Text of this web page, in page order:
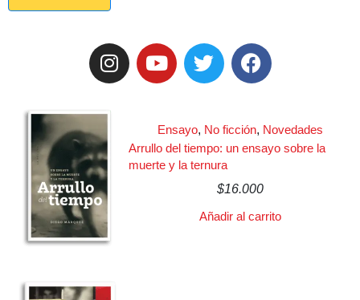
Ensayo, No ficción, Novedades
Arrullo del tiempo: un ensayo sobre la
muerte y la ternura
$16.000
Añadir al carrito